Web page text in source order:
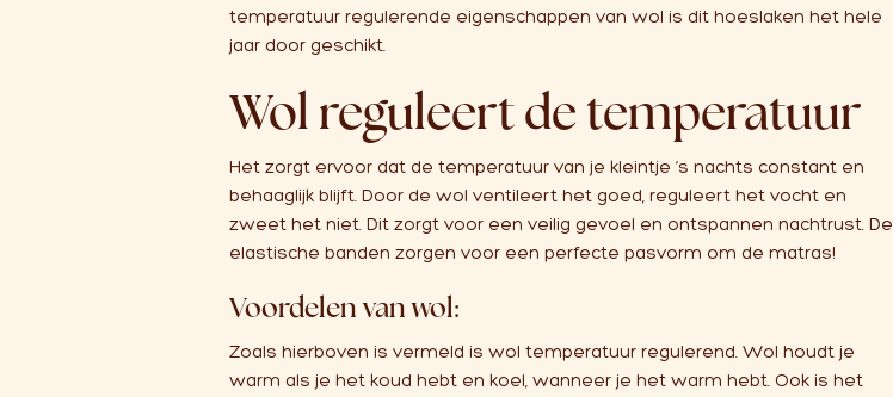
temperatuur regulerende eigenschappen van wol is dit hoeslaken het hele
jaar door geschikt.
Wol reguleert de temperatuur
Het zorgt ervoor dat de temperatuur van je kleintje ’s nachts constant en
behaaglijk blijft. Door de wol ventileert het goed, reguleert het vocht en
zweet het niet. Dit zorgt voor een veilig gevoel en ontspannen nachtrust. De
elastische banden zorgen voor een perfecte pasvorm om de matras!
Voordelen van wol:
Zoals hierboven is vermeld is wol temperatuur regulerend. Wol houdt je
warm als je het koud hebt en koel, wanneer je het warm hebt. Ook is het